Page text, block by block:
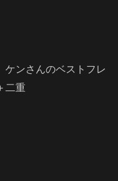
ケンさんのベストフレ
二重